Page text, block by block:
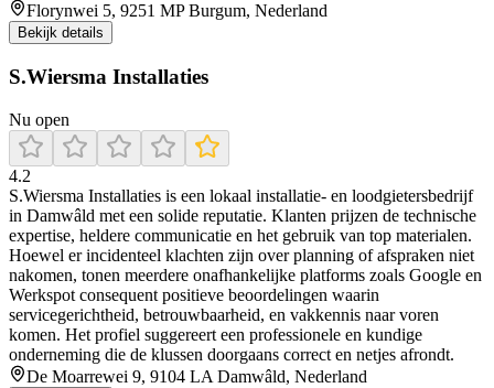
Florynwei 5, 9251 MP Burgum, Nederland
Bekijk details
S.Wiersma Installaties
Nu open
4.2
S.Wiersma Installaties is een lokaal installatie- en loodgietersbedrijf
in Damwâld met een solide reputatie. Klanten prijzen de technische
expertise, heldere communicatie en het gebruik van top materialen.
Hoewel er incidenteel klachten zijn over planning of afspraken niet
nakomen, tonen meerdere onafhankelijke platforms zoals Google en
Werkspot consequent positieve beoordelingen waarin
servicegerichtheid, betrouwbaarheid, en vakkennis naar voren
komen. Het profiel suggereert een professionele en kundige
onderneming die de klussen doorgaans correct en netjes afrondt.
De Moarrewei 9, 9104 LA Damwâld, Nederland